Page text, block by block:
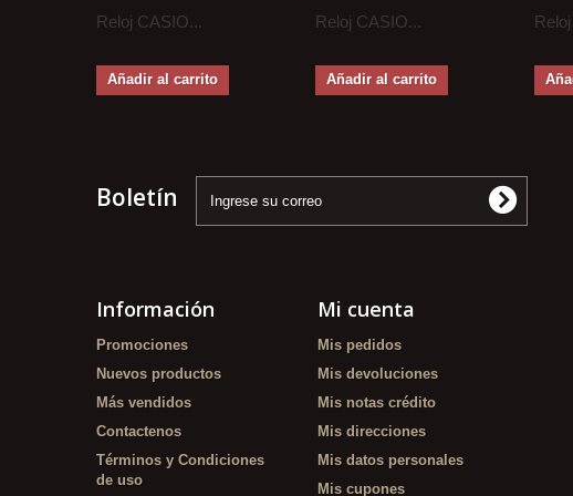
Reloj CASIO...
Añadir al carrito
Reloj CASIO...
Añadir al carrito
Boletín
Información
Promociones
Nuevos productos
Más vendidos
Contactenos
Términos y Condiciones
de uso
Mi cuenta
Mis pedidos
Mis devoluciones
Mis notas crédito
Mis direcciones
Mis datos personales
Mis cupones